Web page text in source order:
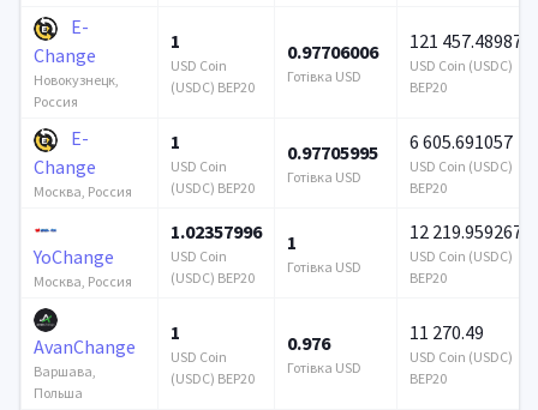
E-
Change
Новокузнецк,
Россия
1
USD Coin
(USDC) BEP20
0.97706006
Готівка USD
121 457.489879
USD Coin (USDC)
BEP20
E-
Change
Москва, Россия
1
USD Coin
(USDC) BEP20
0.97705995
Готівка USD
6 605.691057
USD Coin (USDC)
BEP20
YoChange
Москва, Россия
1.02357996
USD Coin
(USDC) BEP20
1
Готівка USD
12 219.959267
USD Coin (USDC)
BEP20
AvanChange
Варшава,
Польша
1
USD Coin
(USDC) BEP20
0.976
Готівка USD
11 270.49
USD Coin (USDC)
BEP20